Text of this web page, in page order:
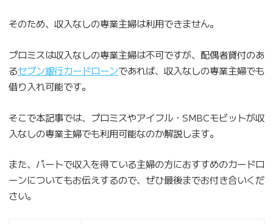
そのため、収入なしの専業主婦は利用できません。
プロミスは収入なしの専業主婦は不可ですが、配偶者貸付のあ
るセブン銀行カードローンであれば、収入なしの専業主婦でも
借り入れ可能です。
そこで本記事では、プロミスやアイフル・SMBCモビットが収
入なしの専業主婦でも利用可能なのか解説します。
また、パートで収入を得ている主婦の方におすすめのカードロ
ーンについてもお伝えするので、ぜひ最後までお付き合いくだ
さい。